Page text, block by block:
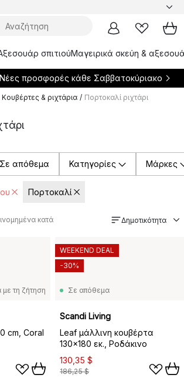
σπιτιούΜαγειρικά σκεύη &
Νέες προσφορές κάθε Σαββατοκύριακο
Κουβέρτες & ριχτάρια / Πορτοκαλί ριχτάρι
Σε απόθεμα Κατηγορίες Μάρκες
Πορτοκαλί
κατά Δημοτικότητα
τη ζήτηση
cm, Coral
Σε απόθεμα
Scandi Living
Leaf μάλλινη κουβέρτα
130x180 εκ., Ροδάκινο
130,35 $
186,25 $
WEEKEND DEAL
-30%